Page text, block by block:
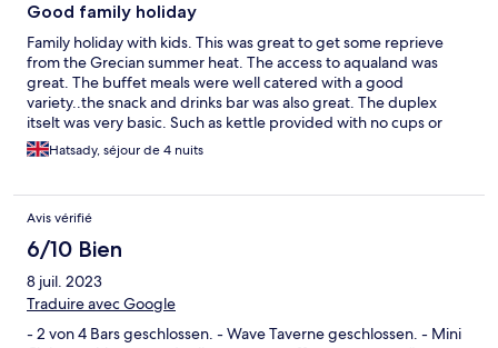
Good family holiday
Family holiday with kids. This was great to get some reprieve
from the Grecian summer heat. The access to aqualand was
great. The buffet meals were well catered with a good
variety..the snack and drinks bar was also great. The duplex
itselt was very basic. Such as kettle provided with no cups or
tea/ coffee. It does have a bar fridge to keep drinks cold. Staff
onsite were friendly and accommodating.
Hatsady, séjour de 4 nuits
Avis vérifié
6/10 Bien
8 juil. 2023
Traduire avec Google
- 2 von 4 Bars geschlossen. - Wave Taverne geschlossen. - Mini